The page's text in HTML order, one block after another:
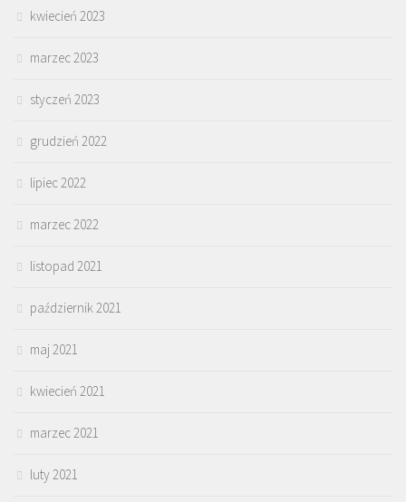
kwiecień 2023
marzec 2023
styczeń 2023
grudzień 2022
lipiec 2022
marzec 2022
listopad 2021
październik 2021
maj 2021
kwiecień 2021
marzec 2021
luty 2021